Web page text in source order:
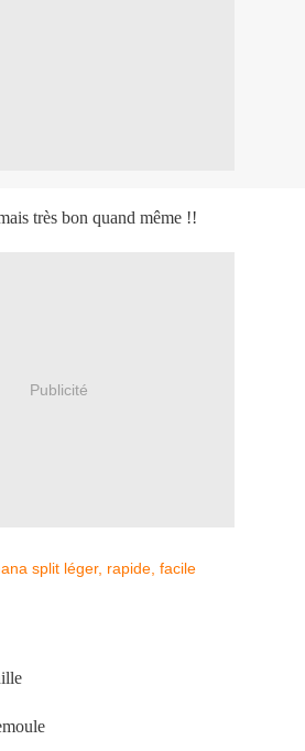
très bon quand même !!
Publicité